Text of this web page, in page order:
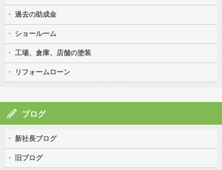
過去の助成金
ショールーム
工場、倉庫、店舗の塗装
リフォームローン
ブログ
新社長ブログ
旧ブログ